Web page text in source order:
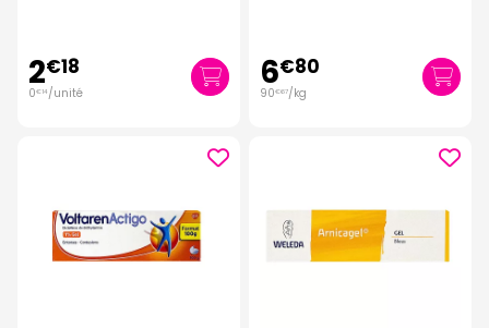
2€18
0€ 14 /unité 6€80
90€67/kg